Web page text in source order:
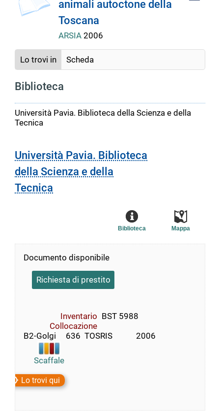
del
documento
animali autoctone della
Toscana
ARSIA 2006
Lo trovi in Scheda
Biblioteca
Università Pavia. Biblioteca della Scienza e della
Tecnica
Università Pavia. Biblioteca
della Scienza e della
Tecnica
Mappa
Biblioteca
Documento disponibile
Richiesta di prestito
Inventario BST 5988
Collocazione
B2-Golgi     636  TOSRIS            2006
Scaffale
Lo trovi qui